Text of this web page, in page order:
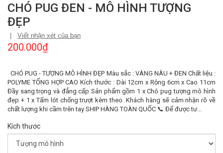
CHÓ PUG ĐEN - MÔ HÌNH TƯỢNG
ĐẸP
Viết nhận xét của bạn
200.000₫
CHÓ PUG - TƯỢNG MÔ HÌNH ĐẸP Màu sắc : VÀNG NÂU + ĐEN Chất liệu :
POLYME TỔNG HỢP CAO Kích thước : Dài 12cm x Rộng 6cm x Cao 11cm
Đầy sang trọng và đẳng cấp Sản phẩm gồm 1 x Chó pug tượng mô hình
đẹp + 1 x Tấm lót chống trượt kèm theo Khách hàng sẽ cảm nhận rõ về
chất lượng khi cầm trên tay SHIP HÀNG TOÀN QUỐC 📞 Để được tư...
Kích thước